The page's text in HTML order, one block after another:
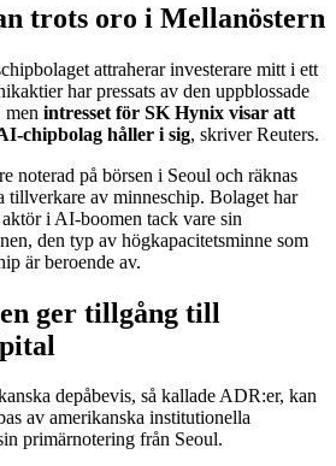
trots oro i Mellanöstern
attraherar investerare mitt i ett
har pressats av den uppblossade
intresset för SK Hynix visar att
chipbolag håller i sig, skriver Reuters.
noterad på börsen i Seoul och räknas
tillverkare av minneschip. Bolaget har
i AI-boomen tack vare sin
den typ av högkapacitetsminne som
är beroende av.
ger tillgång till
depåbevis, så kallade ADR:er, kan
av amerikanska institutionella
primärnotering från Seoul.